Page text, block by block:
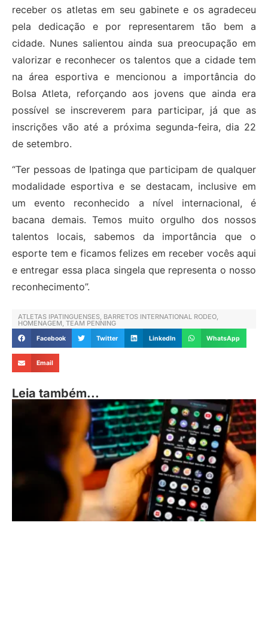
receber os atletas em seu gabinete e os agradeceu
pela dedicação e por representarem tão bem a
cidade. Nunes salientou ainda sua preocupação em
valorizar e reconhecer os talentos que a cidade tem
na área esportiva e mencionou a importância do
Bolsa Atleta, reforçando aos jovens que ainda era
possível se inscreverem para participar, já que as
inscrições vão até a próxima segunda-feira, dia 22
de setembro.
“Ter pessoas de Ipatinga que participam de qualquer
modalidade esportiva e se destacam, inclusive em
um evento reconhecido a nível internacional, é
bacana demais. Temos muito orgulho dos nossos
talentos locais, sabemos da importância que o
esporte tem e ficamos felizes em receber vocês aqui
e entregar essa placa singela que representa o nosso
reconhecimento”.
ATLETAS IPATINGUENSES, BARRETOS INTERNATIONAL RODEO,
HOMENAGEM, TEAM PENNING
Facebook Twitter LinkedIn WhatsApp
Email
Leia também...